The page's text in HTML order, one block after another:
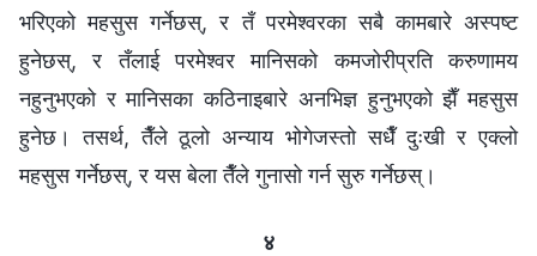
भरिएको महसुस गर्नेछस्, र तँ परमेश्‍वरका सबै कामबारे अस्पष्ट
हुनेछस्, र तँलाई परमेश्‍वर मानिसको कमजोरीप्रति करुणामय
नहुनुभएको र मानिसका कठिनाइबारे अनभिज्ञ हुनुभएको झैँ महसुस
हुनेछ। तसर्थ, तैँले ठूलो अन्याय भोगेजस्तो सधैँ दुःखी र एक्लो
महसुस गर्नेछस्, र यस बेला तैँले गुनासो गर्न सुरु गर्नेछस्।
४